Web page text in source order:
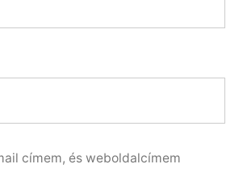
címem, és weboldalcímem